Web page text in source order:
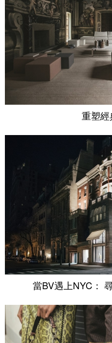
重塑
當BV遇上NYC：